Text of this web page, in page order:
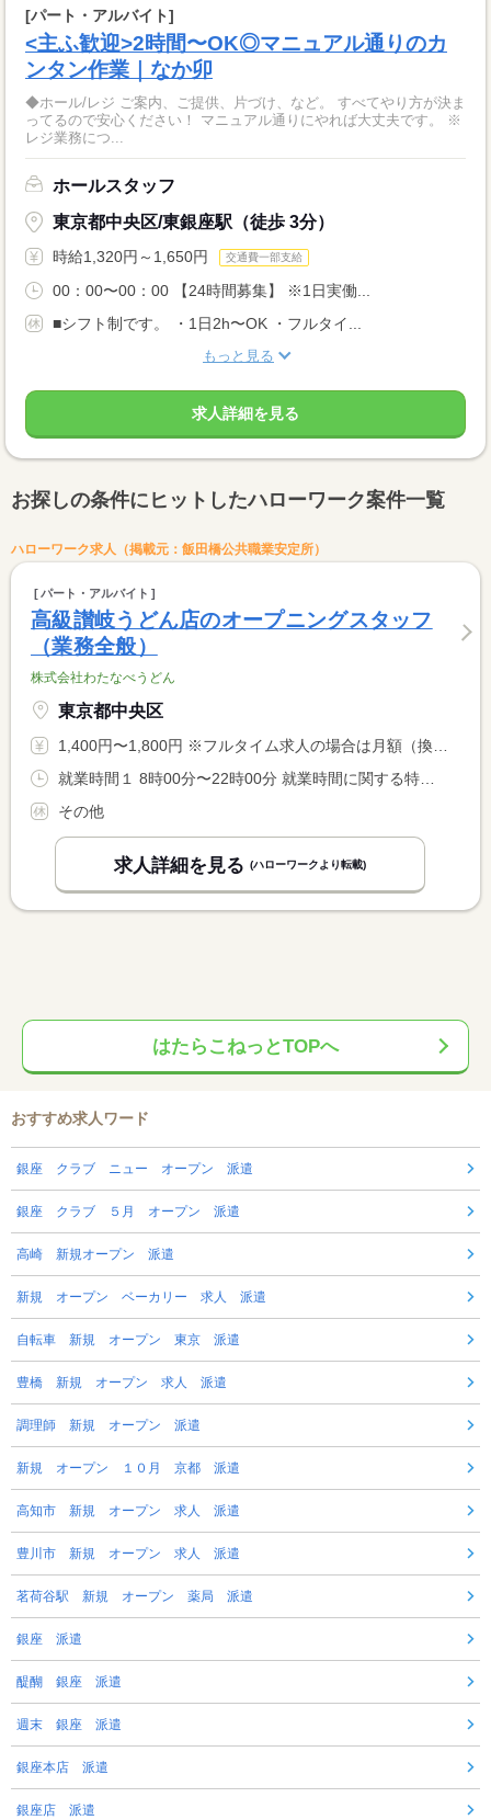
[パート・アルバイト]
<主ふ歓迎>2時間〜OK◎マニュアル通りのカ
ンタン作業｜なか卯
◆ホール/レジ ご案内、ご提供、片づけ、など。 すべてやり方が決ま
ってるので安心ください！ マニュアル通りにやれば大丈夫です。 ※
レジ業務につ...
ホールスタッフ
東京都中央区/東銀座駅（徒歩 3分）
時給1,320円～1,650円 交通費一部支給
00：00〜00：00 【24時間募集】 ※1日実働...
■シフト制です。 ・1日2h〜OK ・フルタイ...
もっと見る
求人詳細を見る
お探しの条件にヒットしたハローワーク案件一覧
ハローワーク求人（掲載元：飯田橋公共職業安定所）
パート・アルバイト
高級讃岐うどん店のオープニングスタッフ
（業務全般）
株式会社わたなべうどん
東京都中央区
1,400円〜1,800円 ※フルタイム求人の場合は月額（換算額）、パート求人の場合は時間額を表示しています。
就業時間１ 8時00分〜22時00分 就業時間に関する特記事項 （１）の間の実働３時間以上で応相談。 <BR> <BR> ＊労働時間に応じて休憩時間は法定通り設定します。
その他
求人詳細を見る (ハローワークより転載)
はたらこねっとTOPへ
おすすめ求人ワード
銀座 クラブ ニュー オープン 派遣
銀座 クラブ ５月 オープン 派遣
高崎 新規オープン 派遣
新規 オープン ベーカリー 求人 派遣
自転車 新規 オープン 東京 派遣
豊橋 新規 オープン 求人 派遣
調理師 新規 オープン 派遣
新規 オープン １０月 京都 派遣
高知市 新規 オープン 求人 派遣
豊川市 新規 オープン 求人 派遣
茗荷谷駅 新規 オープン 薬局 派遣
銀座 派遣
醍醐 銀座 派遣
週末 銀座 派遣
銀座本店 派遣
銀座店 派遣